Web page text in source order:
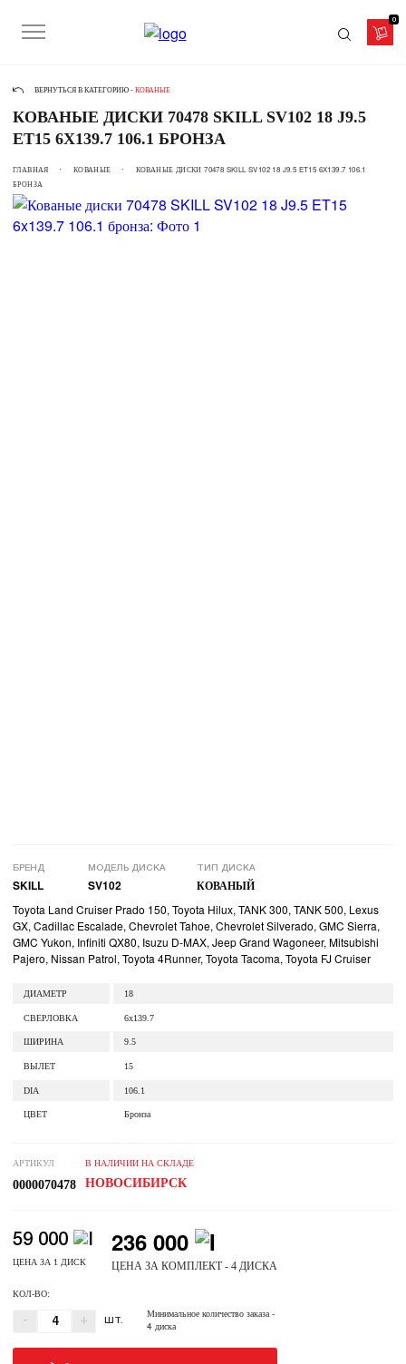
0
ВЕРНУТЬСЯ В КАТЕГОРИЮ - КОВАНЫЕ
КОВАНЫЕ ДИСКИ 70478 SKILL SV102 18 J9.5
ET15 6X139.7 106.1 БРОНЗА
ГЛАВНАЯ КОВАНЫЕ
КОВАНЫЕ ДИСКИ 70478 SKILL SV102 18 J9.5 ET15 6X139.7 106.1
БРОНЗА
БРЕНД
SKILL
МОДЕЛЬ ДИСКА
SV102
ТИП ДИСКА
КОВАНЫЙ
Toyota Land Cruiser Prado 150, Toyota Hilux, TANK 300, TANK 500, Lexus
GX, Cadillac Escalade, Chevrolet Tahoe, Chevrolet Silverado, GMC Sierra,
GMC Yukon, Infiniti QX80, Isuzu D-MAX, Jeep Grand Wagoneer, Mitsubishi
Pajero, Nissan Patrol, Toyota 4Runner, Toyota Tacoma, Toyota FJ Cruiser
ДИАМЕТР 18
СВЕРЛОВКА 6x139.7
ШИРИНА 9.5
ВЫЛЕТ 15
DIA 106.1
ЦВЕТ Бронза
АРТИКУЛ
0000070478
В НАЛИЧИИ НА СКЛАДЕ
НОВОСИБИРСК
59 000
ЦЕНА ЗА 1 ДИСК
236 000
ЦЕНА ЗА КОМПЛЕКТ - 4 ДИСКА
КОЛ-ВО:
- + ШТ.
Минимальное количество заказа-
4 диска